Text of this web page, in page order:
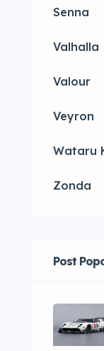
Senna
Valhalla
Valour
Veyron
Wataru
Zonda
Post